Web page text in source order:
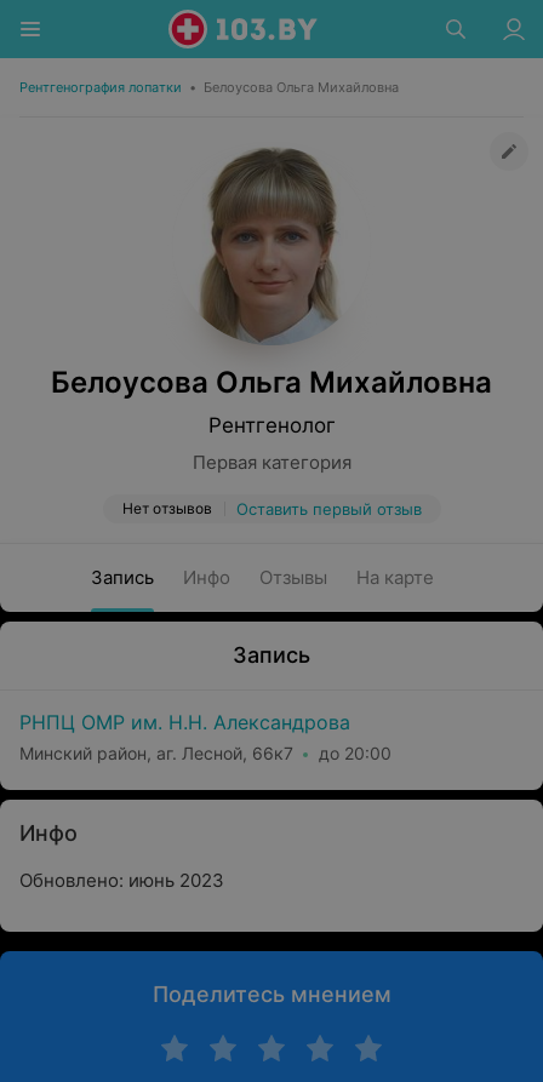
Рентгенография лопатки • Белоусова Ольга Михайловна
Белоусова Ольга Михайловна
Рентгенолог
Первая категория
Нет отзывов Оставить первый отзыв
Запись Инфо Отзывы На карте
Запись
РНПЦ ОМР им. Н.Н. Александрова
Минский район, аг. Лесной, 66к7 до 20:00
Инфо
Обновлено: июнь 2023
Поделитесь мнением